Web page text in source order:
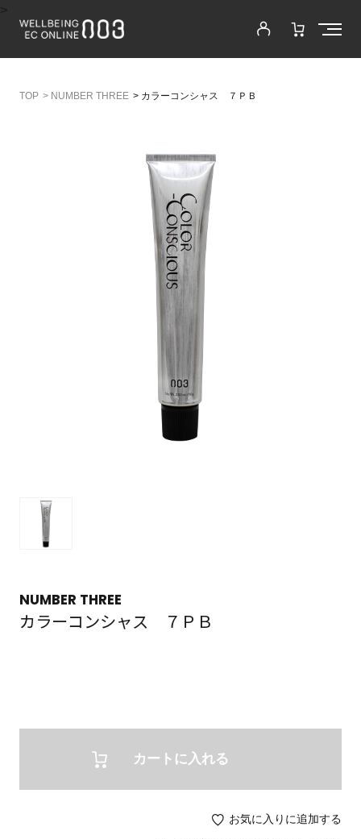
> NUMBER THREE > カラーコンシャス ７ＰＢ
NUMBER THREE
カラーコンシャス ７ＰＢ
カートに入れる
お気に入りに追加する